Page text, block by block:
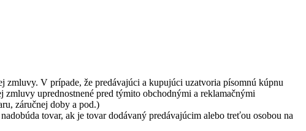
V prípade, že predávajúci a kupujúci uzatvoria písomnú kúpnu
uprednostnené pred týmito obchodnými a reklamačnými
záručnej doby a pod.)
tovar, ak je tovar dodávaný predávajúcim alebo treťou osobou na